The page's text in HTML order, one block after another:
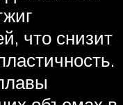
что снизит